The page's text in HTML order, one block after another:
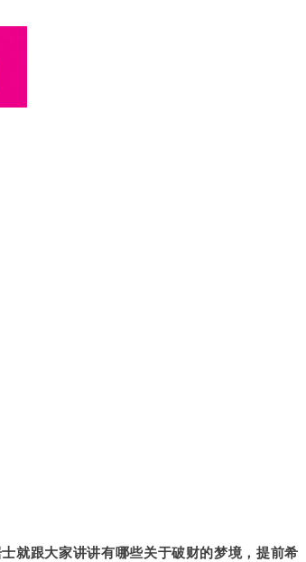
就跟大家讲讲有哪些关于破财的梦境，提前希